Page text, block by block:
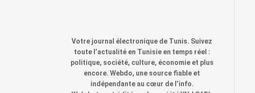
Votre journal électronique de Tunis. Suivez
toute l’actualité en Tunisie en temps réel :
politique, société, culture, économie et plus
encore. Webdo, une source fiable et
indépendante au cœur de l’info.